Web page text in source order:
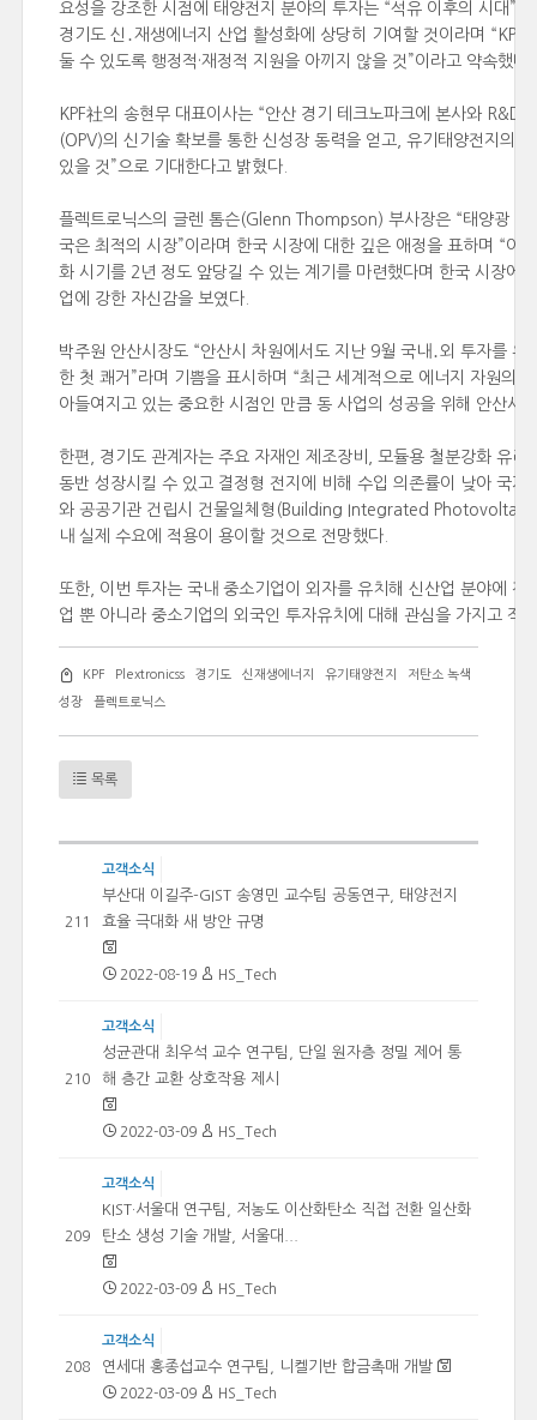
요성을 강조한 시점에 태양전지 분야의 투자는 “석유 이후의 시대”
경기도 신․재생에너지 산업 활성화에 상당히 기여할 것이라며
둘 수 있도록 행정적·재정적 지원을 아끼지 않을 것”이라고 약속했다.
KPF社의 송현무 대표이사는 “안산 경기 테크노파크에 본사와 R&D
(OPV)의 신기술 확보를 통한 신성장 동력을 얻고, 유기태양전지의
있을 것”으로 기대한다고 밝혔다.
플렉트로닉스의 글렌 톰슨(Glenn Thompson) 부사장은 “태양광 에
국은 최적의 시장”이라며 한국 시장에 대한 깊은 애정을 표하며 “이
화 시기를 2년 정도 앞당길 수 있는 계기를 마련했다며 한국 시장에
업에 강한 자신감을 보였다.
박주원 안산시장도 “안산시 차원에서도 지난 9월 국내․외 투자를
한 첫 쾌거”라며 기쁨을 표시하며 “최근 세계적으로 에너지 자원의
아들여지고 있는 중요한 시점인 만큼 동 사업의 성공을 위해 안산시
한편, 경기도 관계자는 주요 자재인 제조장비, 모듈용 철분강화 유
동반 성장시킬 수 있고 결정형 전지에 비해 수입 의존률이 낮아 국
와 공공기관 건립시 건물일체형(Building Integrated Photovoltaic)
내 실제 수요에 적용이 용이할 것으로 전망했다.
또한, 이번 투자는 국내 중소기업이 외자를 유치해 신산업 분야에
업 뿐 아니라 중소기업의 외국인 투자유치에 대해 관심을 가지고 적
KPF Plextronicss 경기도 신재생에너지 유기태양전지 저탄소 녹색
성장 플렉트로닉스
목록
211
고객소식
부산대 이길주-GIST 송영민 교수팀 공동연구, 태양전지
효율 극대화 새 방안 규명
2022-08-19 HS_Tech
210
고객소식
성균관대 최우석 교수 연구팀, 단일 원자층 정밀 제어 통
해 층간 교환 상호작용 제시
2022-03-09 HS_Tech
209
고객소식
KIST·서울대 연구팀, 저농도 이산화탄소 직접 전환 일산화
탄소 생성 기술 개발, 서울대...
2022-03-09 HS_Tech
208
고객소식
연세대 홍종섭교수 연구팀, 니켈기반 합금촉매 개발
2022-03-09 HS_Tech